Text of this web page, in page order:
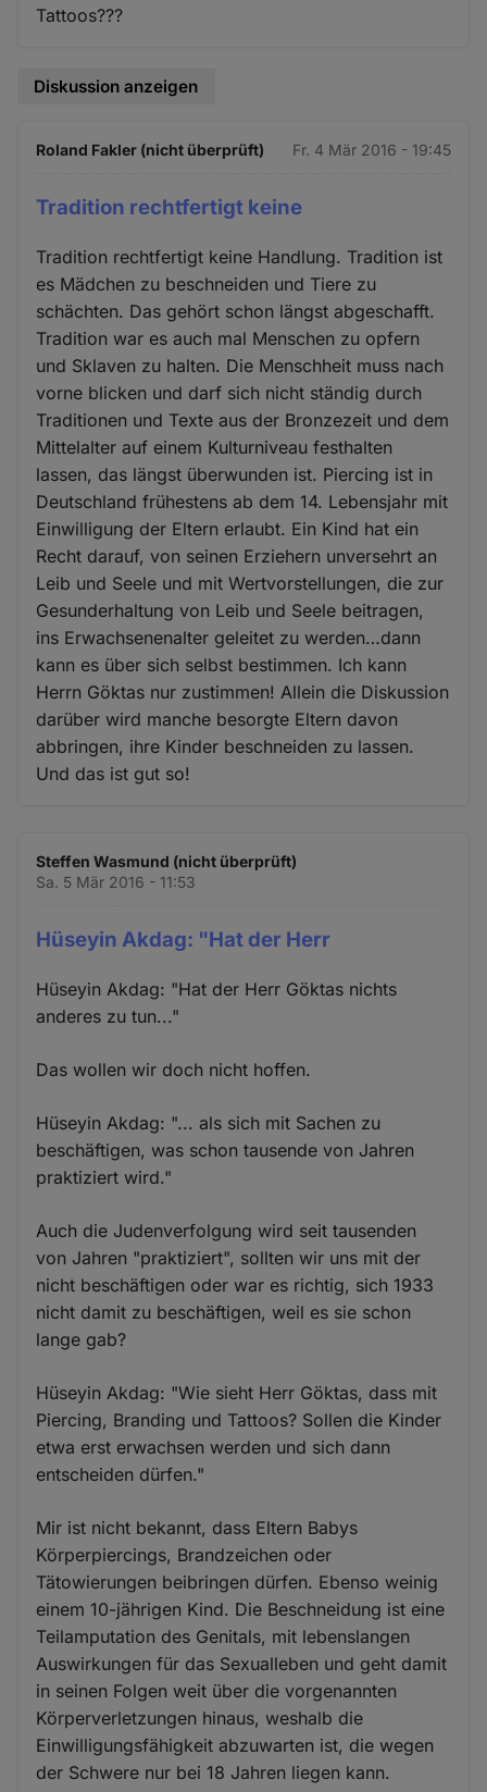
Tattoos???
Diskussion anzeigen
Roland Fakler (nicht überprüft) Fr. 4 Mär 2016 - 19:45
Tradition rechtfertigt keine
Tradition rechtfertigt keine Handlung. Tradition ist
es Mädchen zu beschneiden und Tiere zu
schächten. Das gehört schon längst abgeschafft.
Tradition war es auch mal Menschen zu opfern
und Sklaven zu halten. Die Menschheit muss nach
vorne blicken und darf sich nicht ständig durch
Traditionen und Texte aus der Bronzezeit und dem
Mittelalter auf einem Kulturniveau festhalten
lassen, das längst überwunden ist. Piercing ist in
Deutschland frühestens ab dem 14. Lebensjahr mit
Einwilligung der Eltern erlaubt. Ein Kind hat ein
Recht darauf, von seinen Erziehern unversehrt an
Leib und Seele und mit Wertvorstellungen, die zur
Gesunderhaltung von Leib und Seele beitragen,
ins Erwachsenenalter geleitet zu werden…dann
kann es über sich selbst bestimmen. Ich kann
Herrn Göktas nur zustimmen! Allein die Diskussion
darüber wird manche besorgte Eltern davon
abbringen, ihre Kinder beschneiden zu lassen.
Und das ist gut so!
Steffen Wasmund (nicht überprüft)
Sa. 5 Mär 2016 - 11:53
Hüseyin Akdag: "Hat der Herr
Hüseyin Akdag: "Hat der Herr Göktas nichts
anderes zu tun..."
Das wollen wir doch nicht hoffen.
Hüseyin Akdag: "... als sich mit Sachen zu
beschäftigen, was schon tausende von Jahren
praktiziert wird."
Auch die Judenverfolgung wird seit tausenden
von Jahren "praktiziert", sollten wir uns mit der
nicht beschäftigen oder war es richtig, sich 1933
nicht damit zu beschäftigen, weil es sie schon
lange gab?
Hüseyin Akdag: "Wie sieht Herr Göktas, dass mit
Piercing, Branding und Tattoos? Sollen die Kinder
etwa erst erwachsen werden und sich dann
entscheiden dürfen."
Mir ist nicht bekannt, dass Eltern Babys
Körperpiercings, Brandzeichen oder
Tätowierungen beibringen dürfen. Ebenso weinig
einem 10-jährigen Kind. Die Beschneidung ist eine
Teilamputation des Genitals, mit lebenslangen
Auswirkungen für das Sexualleben und geht damit
in seinen Folgen weit über die vorgenannten
Körperverletzungen hinaus, weshalb die
Einwilligungsfähigkeit abzuwarten ist, die wegen
der Schwere nur bei 18 Jahren liegen kann.